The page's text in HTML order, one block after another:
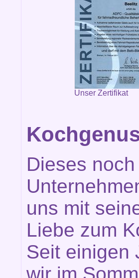
Unser Zertifikat
Dieses
uns mit
Liebe zum
Seit einigen